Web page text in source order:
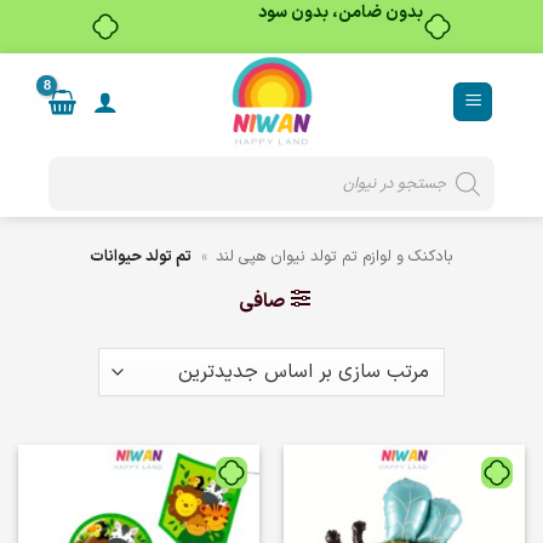
خرید قسطی با ترب‌پی
content
search
بادکنک و لوازم تم تولد نیوان هپی لند » تم تولد حیوانات
صافی